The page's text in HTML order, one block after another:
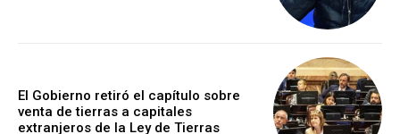
El Gobierno retiró el capítulo sobre
venta de tierras a capitales
extranjeros de la Ley de Tierras